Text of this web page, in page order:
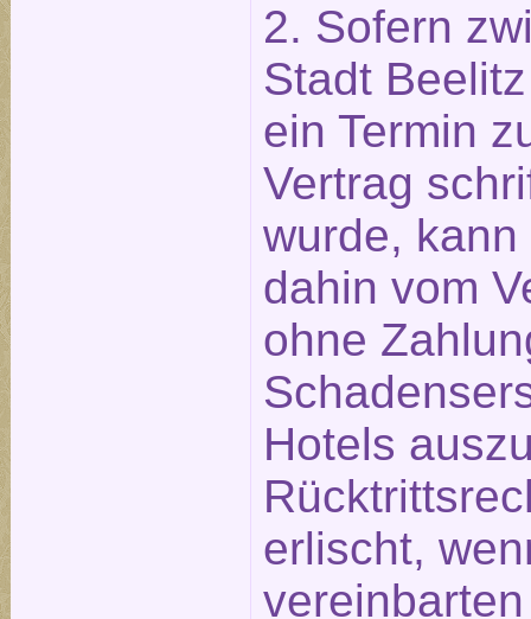
2. Sofern
Stadt
ein Termin
Vertrag
wurde,
dahin vom
ohne
Hotels
erlischt,